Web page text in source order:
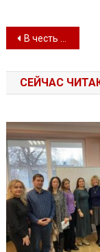
В честь Героев Великой Победы
СЕЙЧАС